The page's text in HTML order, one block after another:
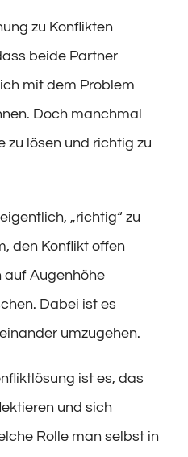
zu Konflikten
beide Partner
mit dem Problem
Doch manchmal
zu lösen und richtig zu
„richtig“ zu
den Konflikt offen
auf Augenhöhe
Dabei ist es
umzugehen.
ist es, das
und sich
Rolle man selbst in